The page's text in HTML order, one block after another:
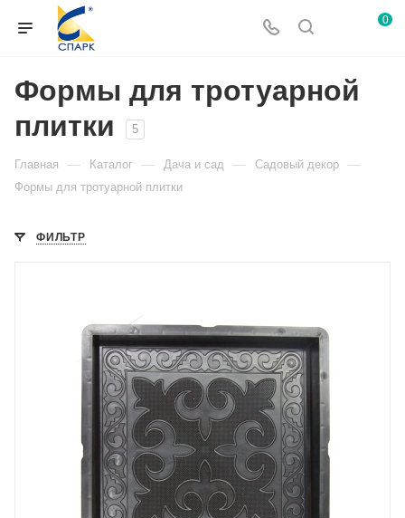
0
Формы для тротуарной
плитки
5
Главная — Каталог — Дача и сад — Садовый декор —
Формы для тротуарной плитки
ФИЛЬТР